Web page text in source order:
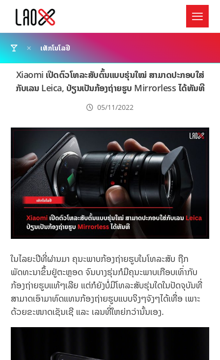
ເທັກໂນໂລຢີ
Xiaomi ເປີດຕົວໂທລະສັບຕົ້ນແບບຮຸ່ນໃໝ່ ສາມາດປະກອບໃສ່
ກັບເລນ Leica, ປ່ຽນເປັນກ້ອງຖ່າຍຮູບ Mirrorless ໄດ້ທັນທີ
05/11/2022
ໃນໄລຍະປີທີ່ຜ່ານມາ ຄຸນະພາບກ້ອງຖ່າຍຮູບໃນໂທລະສັບ ຖືກ
ພັດທະນາຂຶ້ນຢູ່ຕະຫຼອດ ຈົນບາງຮຸ່ນກໍມີຄຸນະພາບເກືອບເທົ່າກັບ
ກ້ອງຖ່າຍຮູບແທ້ໆເລີຍ ແຕ່ກໍຍັງບໍ່ມີໂທລະສັບຮຸ່ນໃດໃນປັດຈຸບັນທີ່
ສາມາດເອົາມາທົດແທນກ້ອງຖ່າຍຮູບແບບຈິງໆຈັງໆໄດ້ເທື່ອ ເພາະ
ດ້ວຍຂະໜາດເຊັນເຊີ ແລະ ເລນທີ່ໃຫຍ່ກວ່ານັ້ນເອງ.